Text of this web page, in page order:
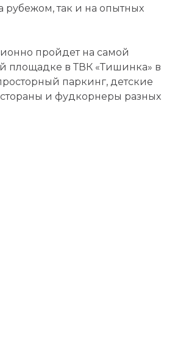
рубежом, так и на опытных
пройдет на самой
площадке в ТВК «Тишинка» в
паркинг, детские
и фудкорнеры разных